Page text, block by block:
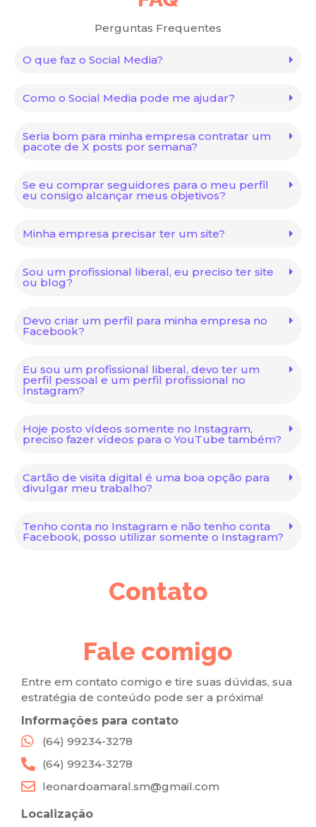
Perguntas Frequentes
O que faz o Social Media?
Como o Social Media pode me ajudar?
Seria bom para minha empresa contratar um
pacote de X posts por semana?
Se eu comprar seguidores para o meu perfil
eu consigo alcançar meus objetivos?
Minha empresa precisar ter um site?
Sou um profissional liberal, eu preciso ter site
ou blog?
Devo criar um perfil para minha empresa no
Facebook?
Eu sou um profissional liberal, devo ter um
perfil pessoal e um perfil profissional no
Instagram?
Hoje posto vídeos somente no Instagram,
preciso fazer vídeos para o YouTube também?
Cartão de visita digital é uma boa opção para
divulgar meu trabalho?
Tenho conta no Instagram e não tenho conta
Facebook, posso utilizar somente o Instagram?
Contato
Fale comigo
Entre em contato comigo e tire suas dúvidas, sua
estratégia de conteúdo pode ser a próxima!
Informações para contato
(64) 99234-3278
(64) 99234-3278
leonardoamaral.sm@gmail.com
Localização